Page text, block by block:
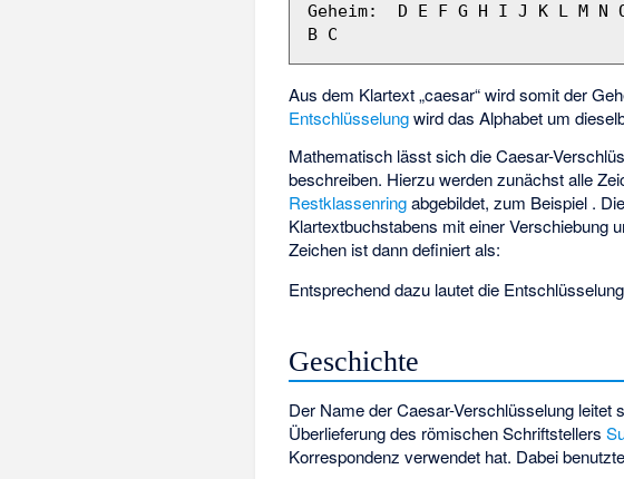
Geheim:  D E F G H I J K L M N
Aus dem Klartext „caesar“ wird somit der
Entschlüsselungwird das Alphabet um
Mathematisch lässt sich die Caesar-
beschreiben. Hierzu werden zunächst alle
Restklassenringabgebildet, zum Beispiel .
Klartextbuchstabens mit einer Verschiebung
Zeichen ist dann definiert als:
Entsprechend dazu lautet die
Geschichte
Der Name der Caesar-Verschlüsselung
Überlieferung des römischen Schriftstellers
Korrespondenz verwendet hat. Dabei